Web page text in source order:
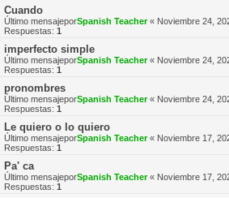
Cuando
Último mensajeporSpanish Teacher« Noviembre 24,
Respuestas: 1
imperfecto simple
Último mensajeporSpanish Teacher« Noviembre 24,
Respuestas: 1
pronombres
Último mensajeporSpanish Teacher« Noviembre 24,
Respuestas: 1
Le quiero o lo quiero
Último mensajeporSpanish Teacher« Noviembre 17,
Respuestas: 1
Pa' ca
Último mensajeporSpanish Teacher« Noviembre 17,
Respuestas: 1